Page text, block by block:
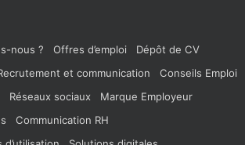
nous ? Offres d’emploi
Dépôt de CV
et communication
Conseils Emploi
Réseaux sociaux
Marque Employeur
Communication RH